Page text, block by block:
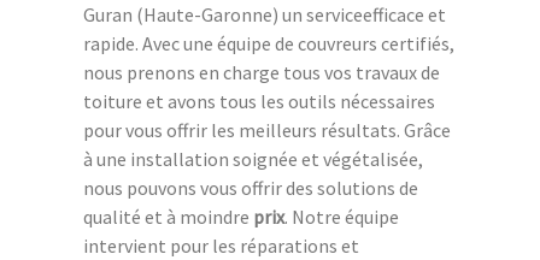
Guran (Haute-Garonne) un serviceefficace et
rapide. Avec une équipe de couvreurs certifiés,
nous prenons en charge tous vos travaux de
toiture et avons tous les outils nécessaires
pour vous offrir les meilleurs résultats. Grâce
à une installation soignée et végétalisée,
nous pouvons vous offrir des solutions de
qualité et à moindre prix. Notre équipe
intervient pour les réparations et